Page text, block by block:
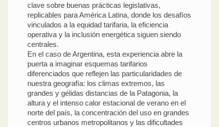
clave sobre buenas prácticas legislativas,
replicables para América Latina, donde los desafíos
vinculados a la equidad tarifaria, la eficiencia
operativa y la inclusión energética siguen siendo
centrales.
En el caso de Argentina, esta experiencia abre la
puerta a imaginar esquemas tarifarios
diferenciados que reflejen las particularidades de
nuestra geografía: los climas extremos, las
grandes y gélidas distancias de la Patagonia, la
altura y el intenso calor estacional de verano en el
norte del país, la concentración del uso en grandes
centros urbanos metropolitanos y las dificultades